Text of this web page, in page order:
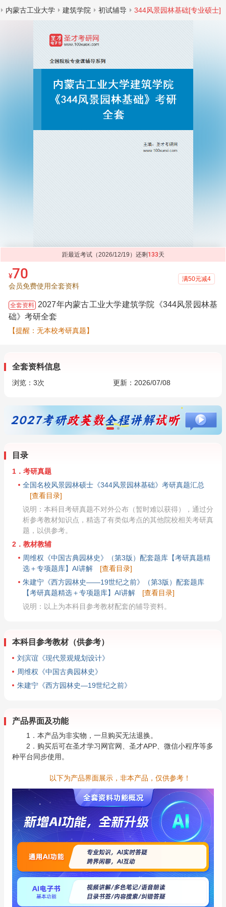
内蒙古工业大学 建筑学院 初试辅导 344风景园林基础[专业硕士]
距最近考试（2026/12/19）还剩 133天
¥70
会员免费使用全套资料
满50元减4
全套资料 2027年内蒙古工业大学建筑学院《344风景园林基
础》考研全套
【提醒：无本校考研真题】
全套资料信息
浏览： 3次 更新：2026/07/08
目录
1．考研真题
全国名校风景园林硕士《344风景园林基础》考研真题汇总
[查看目录]
说明：本科目考研真题不对外公布（暂时难以获得），通过分
析参考教材知识点，精选了有类似考点的其他院校相关考研真
题，以供参考。
2．教材教辅
周维权《中国古典园林史》（第3版）配套题库【考研真题精
选＋专项题库】AI讲解
[查看目录]
朱建宁《西方园林史——19世纪之前》（第3版）配套题库
【考研真题精选＋专项题库】AI讲解
[查看目录]
说明：以上为本科目参考教材配套的辅导资料。
本科目参考教材（供参考）
刘滨谊《现代景观规划设计》
周维权《中国古典园林史》
朱建宁《西方园林史—19世纪之前》
产品界面及功能
1．本产品为非实物，一旦购买无法退换。
2．购买后可在圣才学习网官网、圣才APP、微信小程序等多
种平台同步使用。
以下为产品界面展示，非本产品，仅供参考！